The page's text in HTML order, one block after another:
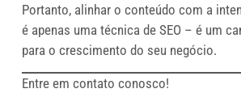
Portanto, alinhar o conteúdo com a
é apenas uma técnica de SEO – é um
para o crescimento do seu negócio.
Entre em contato conosco!